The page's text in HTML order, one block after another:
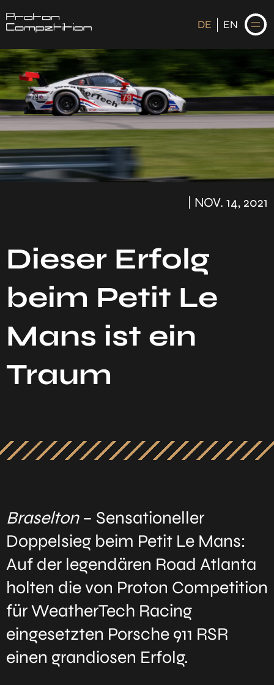
DE EN
DE
STARTSEITE
NEWS
| NOV. 14, 2021
Dieser Erfolg
beim Petit Le
Mans ist ein
Traum
Braselton – Sensationeller
Doppelsieg beim Petit Le Mans:
Auf der legendären Road Atlanta
holten die von Proton Competition
für WeatherTech Racing
eingesetzten Porsche 911 RSR
einen grandiosen Erfolg.